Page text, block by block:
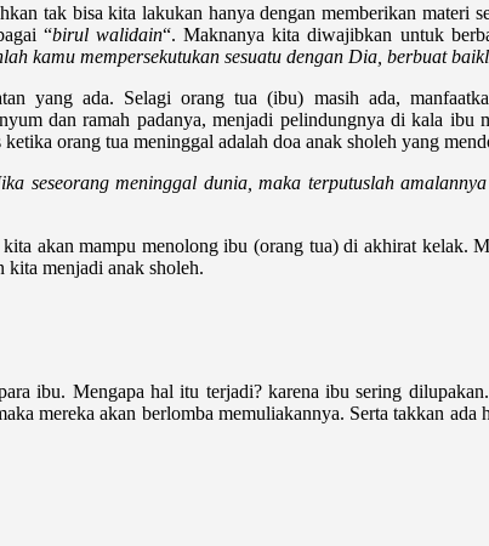
tak bisa kita lakukan hanya dengan memberikan
“birul walidain“. Maknanya kita diwajibkan untuk
kamu mempersekutukan sesuatu dengan Dia, berbuat
yang ada. Selagi orang tua (ibu) masih ada,
dan ramah padanya, menjadi pelindungnya di kala
orang tua meninggal adalah doa anak sholeh yang
seseorang meninggal dunia, maka terputuslah
akan mampu menolong ibu (orang tua) di akhirat kelak.
kita menjadi anak sholeh.
ibu. Mengapa hal itu terjadi? karena ibu sering
mereka akan berlomba memuliakannya. Serta takkan